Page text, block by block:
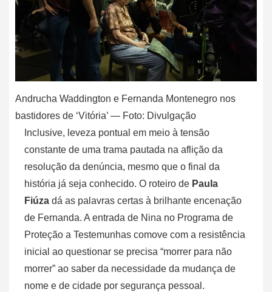
Andrucha Waddington e Fernanda Montenegro nos
bastidores de ‘Vitória’ — Foto: Divulgação
Inclusive, leveza pontual em meio à tensão
constante de uma trama pautada na aflição da
resolução da denúncia, mesmo que o final da
história já seja conhecido. O roteiro de Paula
Fiúza dá as palavras certas à brilhante encenação
de Fernanda. A entrada de Nina no Programa de
Proteção a Testemunhas comove com a resistência
inicial ao questionar se precisa “morrer para não
morrer” ao saber da necessidade da mudança de
nome e de cidade por segurança pessoal.